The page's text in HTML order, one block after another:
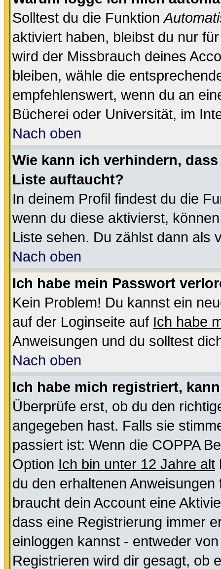
Solltest du die Funktion
aktiviert haben, bleibst du nur
wird der Missbrauch deines
bleiben, wähle die
empfehlenswert, wenn du an
Bücherei oder Universität, im
Nach oben
Wie kann ich verhindern,
Liste auftaucht?
In deinem Profil findest du die
wenn du diese aktivierst,
Liste sehen. Du zählst dann als
Nach oben
Ich habe mein Passwort
Kein Problem! Du kannst ein
auf der Loginseite auf Ich habe
Anweisungen und du solltest
Nach oben
Ich habe mich registriert,
Überprüfe erst, ob du den
angegeben hast. Falls sie
passiert ist: Wenn die COPPA
Option Ich bin unter 12 Jahre alt
du den erhaltenen
braucht dein Account eine
dass eine Registrierung immer
einloggen kannst - entweder
Registrieren wird dir gesagt, ob